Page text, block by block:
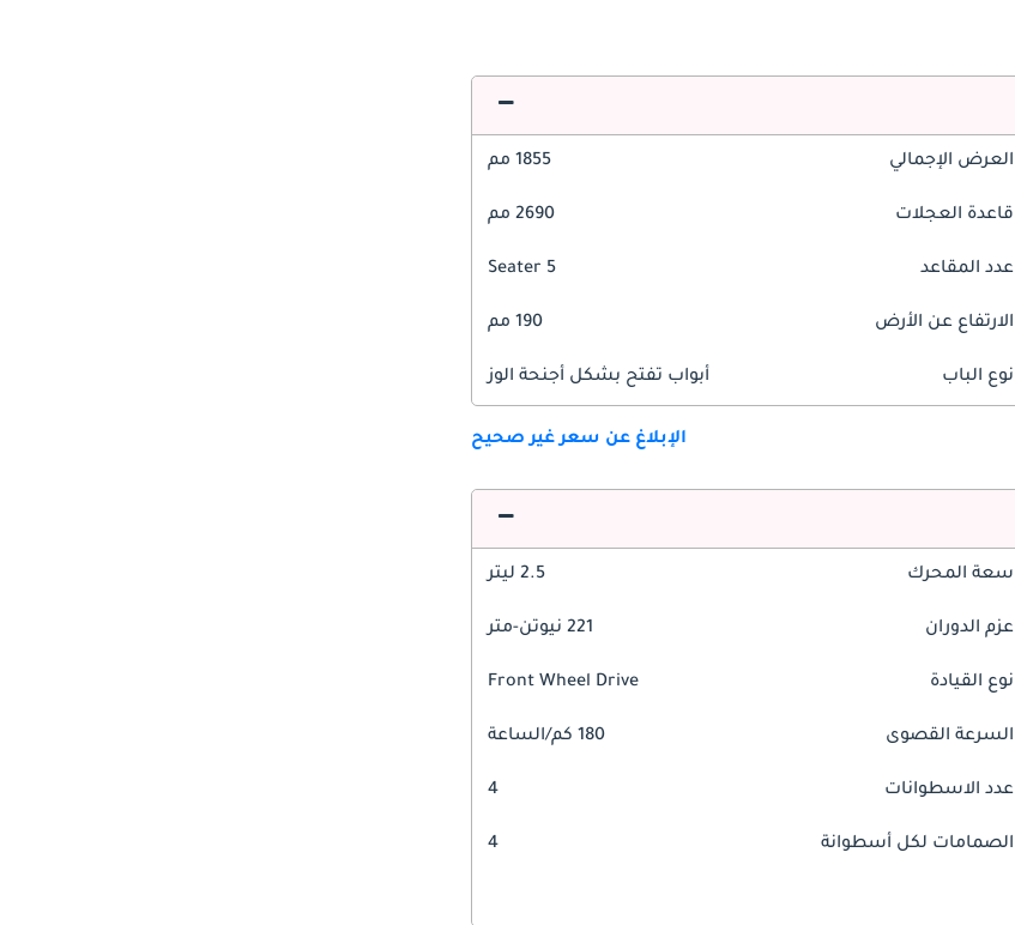
العرض الإجمالي 1855 مم
قاعدة العجلات 2690 مم
عدد المقاعد 5 Seater
الارتفاع عن الأرض 190 مم
نوع الباب أبواب تفتح بشكل أجنحة الوز
الإبلاغ عن سعر غير صحيح
سعة المحرك 2.5 ليتر
عزم الدوران 221 نيوتن-متر
نوع القيادة Front Wheel Drive
السرعة القصوى 180 كم/الساعة
عدد الاسطوانات 4
الصمامات لكل أسطوانة 4